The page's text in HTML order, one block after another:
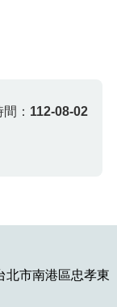
： 112-08-02
北市南港區忠孝東